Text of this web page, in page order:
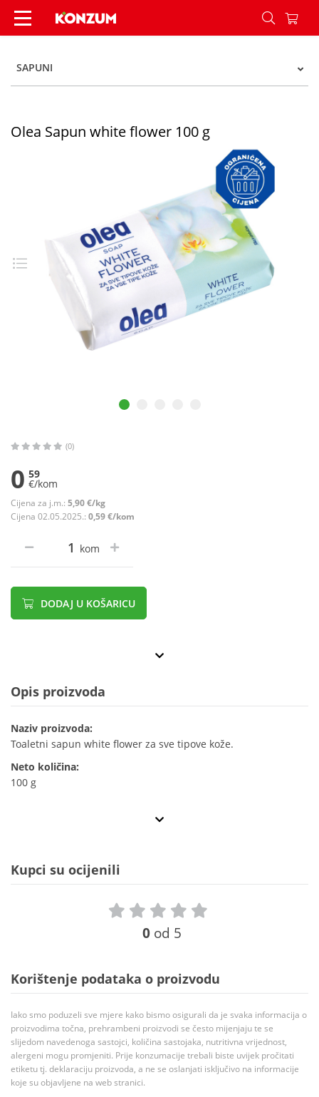
Olea Sapun white flower 100 g - Konzum
SAPUNI
Olea Sapun white flower 100 g
(0)
0 59
€/kom
Cijena za j.m.: 5,90 €/kg
Cijena 02.05.2025.: 0,59 €/kom
kom
DODAJ U KOŠARICU
Opis proizvoda
Naziv proizvoda:
Toaletni sapun white flower za sve tipove kože.
Neto količina:
100 g
Kupci su ocijenili
0 od 5
Korištenje podataka o proizvodu
Iako smo poduzeli sve mjere kako bismo osigurali da je svaka informacija o
proizvodima točna, prehrambeni proizvodi se često mijenjaju te se
slijedom navedenoga sastojci, količina sastojaka, nutritivna vrijednost,
alergeni mogu promjeniti. Prije konzumacije trebali biste uvijek pročitati
etiketu tj. deklaraciju proizvoda, a ne se oslanjati isključivo na informacije
koje su objavljene na web stranici.